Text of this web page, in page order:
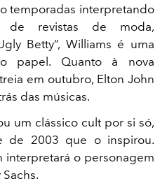
temporadas interpretando
de revistas de moda,
Betty”, Williams é uma
papel. Quanto à nova
em outubro, Elton John
das músicas.
um clássico cult por si só,
de 2003 que o inspirou.
interpretará o personagem